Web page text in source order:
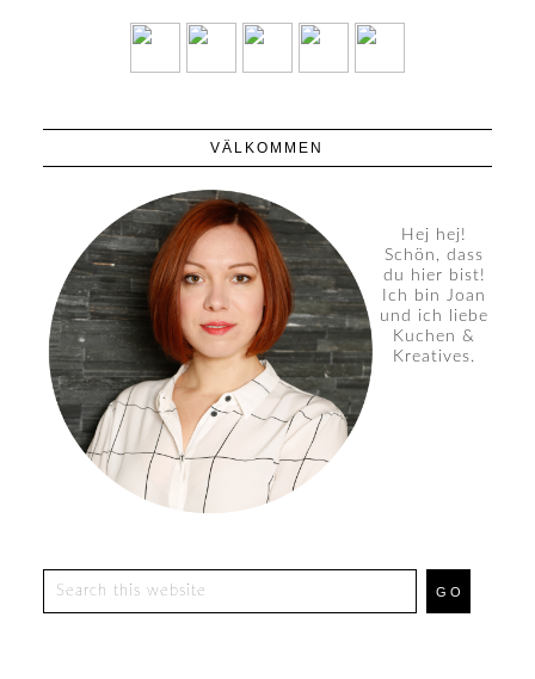
VÄLKOMMEN
Hej hej!
Schön, dass
du hier bist!
Ich bin Joan
und ich liebe
Kuchen &
Kreatives.